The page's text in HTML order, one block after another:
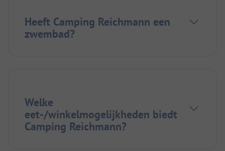
Heeft Camping Reichmann een
zwembad?
Welke
eet-/winkelmogelijkheden biedt
Camping Reichmann?